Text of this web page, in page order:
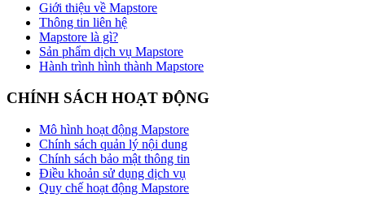
Giới thiệu về Mapstore
Thông tin liên hệ
Mapstore là gì?
Sản phẩm dịch vụ Mapstore
Hành trình hình thành Mapstore
CHÍNH SÁCH HOẠT ĐỘNG
Mô hình hoạt động Mapstore
Chính sách quản lý nội dung
Chính sách bảo mật thông tin
Điều khoản sử dụng dịch vụ
Quy chế hoạt động Mapstore